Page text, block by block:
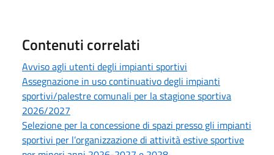
Contenuti correlati
Avviso agli utenti degli impianti sportivi
Assegnazione in uso continuativo degli impianti
sportivi/palestre comunali per la stagione sportiva
2026/2027
Selezione per la concessione di spazi presso gli impianti
sportivi per l’organizzazione di attività estive sportive